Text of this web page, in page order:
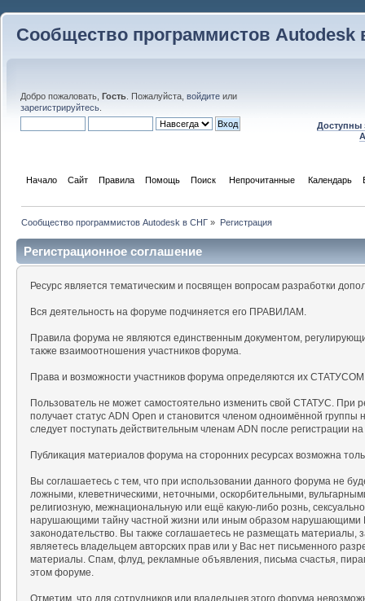
Сообщество программистов Autodesk
Добро пожаловать, Гость . Пожалуйста, войдите или
зарегистрируйтесь
Доступны
Начало Сайт Правила Помощь Поиск Непрочитанные Календарь
Сообщество программистов Autodesk в СНГ » Регистрация
Регистрационное соглашение
Ресурс является тематическим и посвящен вопросам разработки
Вся деятельность на форуме подчиняется его ПРАВИЛАМ.
Правила форума не являются единственным документом,
также взаимоотношения участников форума.
Права и возможности участников форума определяются их
Пользователь не может самостоятельно изменить свой СТАТУС. При
получает статус ADN Open и становится членом одноимённой
следует поступать действительным членам ADN после регистрации
Публикация материалов форума на сторонних ресурсах возможна
Вы соглашаетесь с тем, что при использовании данного форума не
ложными, клеветническими, неточными, оскорбительными,
религиозную, межнациональную или ещё какую-либо рознь,
нарушающими тайну частной жизни или иным образом нарушающими
законодательство. Вы также соглашаетесь не размещать
являетесь владельцем авторских прав или у Вас нет письменного
материалы. Спам, флуд, рекламные объявления, письма счастья,
этом форуме.
Отметим, что для сотрудников или владельцев этого форума